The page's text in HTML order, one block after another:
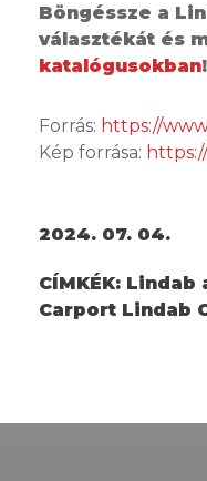
Böngéssze a
választékát és
katalógusokban!
Forrás: https://
Kép forrása:
2024. 07. 04.
CÍMKÉK: Lindab
Carport Lindab